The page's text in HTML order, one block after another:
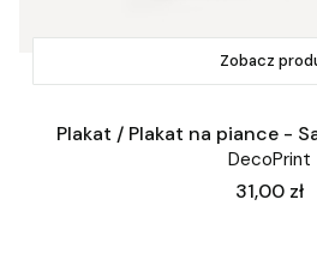
Zobacz
Plakat / Plakat na piance -
DecoPrint
Cena
31,00 zł